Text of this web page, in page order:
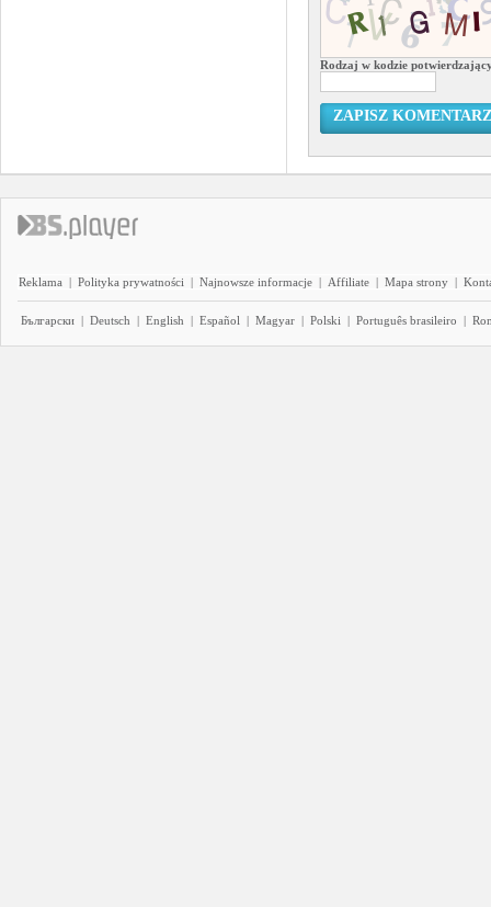
Rodzaj w kodzie
ZAPISZ KOMENTARZ
Reklama | Polityka prywatności | Najnowsze informacje | Affiliate | Mapa strony |
Български | Deutsch | English | Español | Magyar | Polski | Português brasileiro |